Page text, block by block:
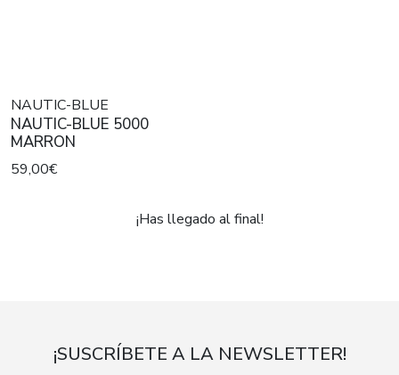
NAUTIC-BLUE
NAUTIC-BLUE 5000
MARRON
59,00€
¡Has llegado al final!
¡SUSCRÍBETE A LA NEWSLETTER!